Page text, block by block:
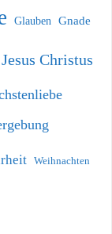
Glauben Gnade
Jesus Christus
Weihnachten